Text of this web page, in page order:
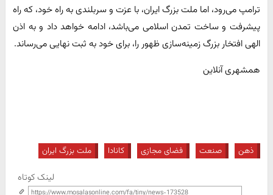
ترامپ می‌رود، اما ملت بزرگ ایران، با عزت و سربلندی به راه خود، که راه
پیشرفت و ساخت تمدن اسلامی می‌باشد، ادامه خواهد داد و به اذن
الهی افتخار بزرگ زمینه‌سازی ظهور را، برای خود به ثبت نهایی می‌رساند.
همشهری آنلاین
ذهن صنعت فضای مجازی کانادا ملت بزرگ ایران
لینک کوتاه